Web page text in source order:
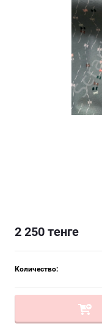
2 250 тенге
Количество: